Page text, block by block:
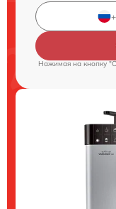
Нажимая на кнопку